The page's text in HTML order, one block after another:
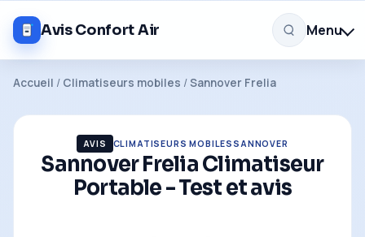
Avis Confort Air Menu
Accueil / Climatiseurs mobiles /Sannover Frelia
AVIS CLIMATISEURS MOBILES SANNOVER
Sannover Frelia Climatiseur
Portable - Test et avis